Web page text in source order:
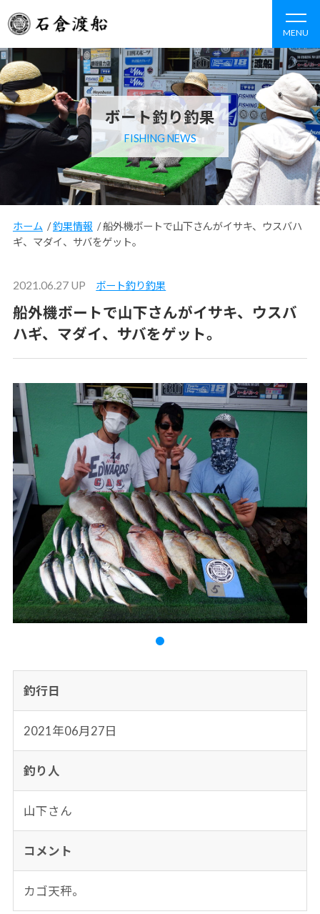
MENU
ボート釣り釣果
FISHING NEWS
ホーム /釣果情報 /船外機ボートで山下さんがイサキ、ウスバハ
ギ、マダイ、サバをゲット。
2021.06.27 UP ボート釣り釣果
船外機ボートで山下さんがイサキ、ウスバ
ハギ、マダイ、サバをゲット。
釣行日
2021年06月27日
釣り人
山下さん
コメント
カゴ天秤。